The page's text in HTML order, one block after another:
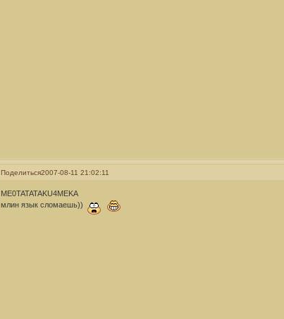
Поделиться2007-08-11 21:02:11
ME0TATATAKU4MEKA
млин язык сломаешь))